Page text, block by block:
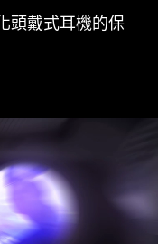
頭戴式耳機的保